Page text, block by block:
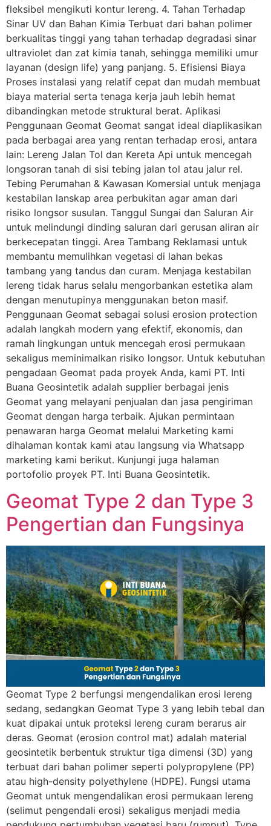
fleksibel mengikuti kontur lereng. 4. Tahan Terhadap
Sinar UV dan Bahan Kimia Terbuat dari bahan polimer
berkualitas tinggi yang tahan terhadap degradasi sinar
ultraviolet dan zat kimia tanah, sehingga memiliki umur
layanan (design life) yang panjang. 5. Efisiensi Biaya
Proses instalasi yang relatif cepat dan mudah membuat
biaya material serta tenaga kerja jauh lebih hemat
dibandingkan metode struktural berat. Aplikasi
Penggunaan Geomat Geomat sangat ideal diaplikasikan
pada berbagai area yang rentan terhadap erosi, antara
lain: Lereng Jalan Tol dan Kereta Api untuk mencegah
longsoran tanah di sisi tebing jalan tol atau jalur rel.
Tebing Perumahan & Kawasan Komersial untuk menjaga
kestabilan lanskap area perbukitan agar aman dari
risiko longsor susulan. Tanggul Sungai dan Saluran Air
untuk melindungi dinding saluran dari gerusan aliran air
berkecepatan tinggi. Area Tambang Reklamasi untuk
membantu memulihkan vegetasi di lahan bekas
tambang yang tandus dan curam. Menjaga kestabilan
lereng tidak harus selalu mengorbankan estetika alam
dengan menutupinya menggunakan beton masif.
Penggunaan Geomat sebagai solusi erosion protection
adalah langkah modern yang efektif, ekonomis, dan
ramah lingkungan untuk mencegah erosi permukaan
sekaligus meminimalkan risiko longsor. Untuk kebutuhan
pengadaan Geomat pada proyek Anda, kami PT. Inti
Buana Geosintetik adalah supplier berbagai jenis
Geomat yang melayani penjualan dan jasa pengiriman
Geomat dengan harga terbaik. Ajukan permintaan
penawaran harga Geomat melalui Marketing kami
dihalaman kontak kami atau langsung via Whatsapp
marketing kami berikut. Kunjungi juga halaman
portofolio proyek PT. Inti Buana Geosintetik.
Geomat Type 2 dan Type 3
Pengertian dan Fungsinya
Geomat Type 2 berfungsi mengendalikan erosi lereng
sedang, sedangkan Geomat Type 3 yang lebih tebal dan
kuat dipakai untuk proteksi lereng curam berarus air
deras. Geomat (erosion control mat) adalah material
geosintetik berbentuk struktur tiga dimensi (3D) yang
terbuat dari bahan polimer seperti polypropylene (PP)
atau high-density polyethylene (HDPE). Fungsi utama
Geomat untuk mengendalikan erosi permukaan lereng
(selimut pengendali erosi) sekaligus menjadi media